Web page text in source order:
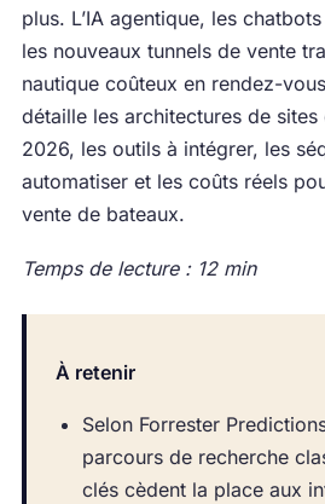
plus. L’IA agentique, les
les nouveaux tunnels de vente
nautique coûteux en rendez-
détaille les architectures de
2026, les outils à intégrer, les
automatiser et les coûts réels
vente de bateaux.
Temps de lecture : 12 min
À retenir
Selon Forrester
parcours de recherche
clés cèdent la place aux